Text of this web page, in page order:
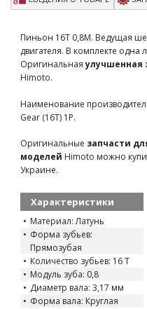
Пиньон стальной
Пиньон стальной
RTG02B19T 190 грн
TMK6602-21 340 грн
WL-A202-40 66 грн есть
Пиньон 16Т 0,8М. Ведущая
двигателя. В комплекте одна
Оригинальнаяулучшенная
Himoto.
Наименование
Gear (16T) 1P.
Оригинальные запчасти
моделей Himoto можно
Украине.
Характеристики
Материал: Латунь
Форма зубьев:
Прямозубая
Количество зубьев: 16 T
Модуль зуба: 0,8
Диаметр вала: 3,17 мм
Форма вала: Круглая